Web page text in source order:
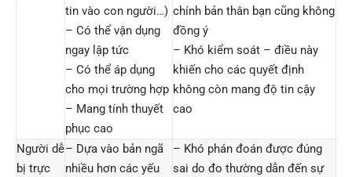
tin vào con người…)
– Có thể vận dụng
ngay lập tức
– Có thể áp dụng
cho mọi trường hợp
– Mang tính thuyết
phục cao
chính bản thân bạn cũng không
đồng ý
– Khó kiểm soát – điều này
khiến cho các quyết định
không còn mang độ tin cậy
cao
Người dễ
bị trực
– Dựa vào bản ngã
nhiều hơn các yếu
– Khó phán đoán được đúng
sai do đo thường dẫn đến sự